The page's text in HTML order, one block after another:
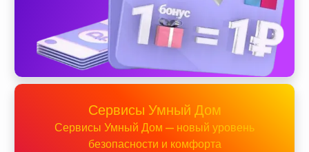
Сервисы Умный Дом
Сервисы Умный Дом — новый уровень
безопасности и комфорта